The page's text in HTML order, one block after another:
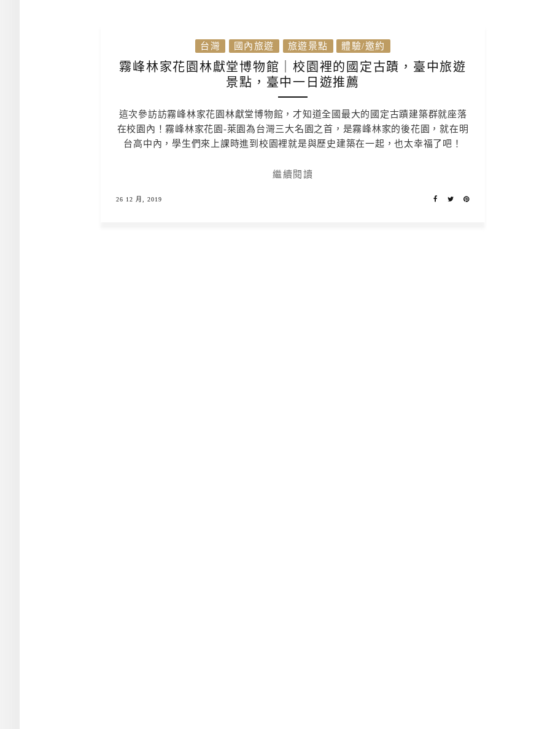
台灣 國內旅遊 旅遊景點 體驗/邀約
霧峰林家花園林獻堂博物館｜校園裡的國定古蹟，臺中旅遊
景點，臺中一日遊推薦
這次參訪訪霧峰林家花園林獻堂博物館，才知道全國最大的國定古蹟建築群就座落
在校園內！霧峰林家花園-萊園為台灣三大名園之首，是霧峰林家的後花園，就在明
台高中內，學生們來上課時進到校園裡就是與歷史建築在一起，也太幸福了吧！
繼續閱讀
26 12 月, 2019